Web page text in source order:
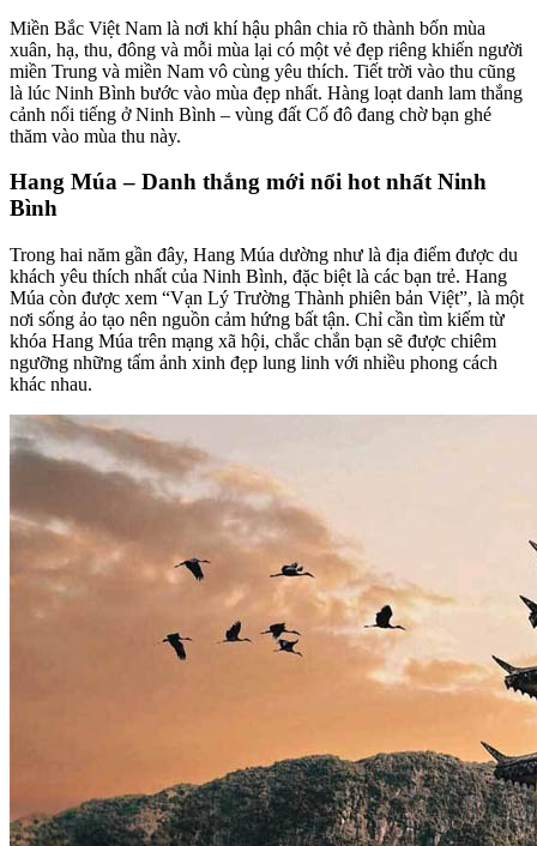
Miền Bắc Việt Nam là nơi khí hậu phân chia rõ thành bốn mùa
xuân, hạ, thu, đông và mỗi mùa lại có một vẻ đẹp riêng khiến người
miền Trung và miền Nam vô cùng yêu thích. Tiết trời vào thu cũng
là lúc Ninh Bình bước vào mùa đẹp nhất. Hàng loạt danh lam thắng
cảnh nổi tiếng ở Ninh Bình – vùng đất Cố đô đang chờ bạn ghé
thăm vào mùa thu này.
Hang Múa – Danh thắng mới nổi hot nhất Ninh
Bình
Trong hai năm gần đây, Hang Múa dường như là địa điểm được du
khách yêu thích nhất của Ninh Bình, đặc biệt là các bạn trẻ. Hang
Múa còn được xem “Vạn Lý Trường Thành phiên bản Việt”, là một
nơi sống ảo tạo nên nguồn cảm hứng bất tận. Chỉ cần tìm kiếm từ
khóa Hang Múa trên mạng xã hội, chắc chắn bạn sẽ được chiêm
ngưỡng những tấm ảnh xinh đẹp lung linh với nhiều phong cách
khác nhau.